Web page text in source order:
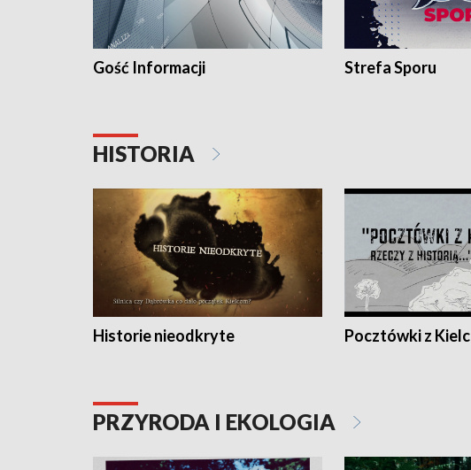
Gość Informacji Strefa Sporu
HISTORIA
Historie nieodkryte Pocztówki z Kielc
PRZYRODA I EKOLOGIA